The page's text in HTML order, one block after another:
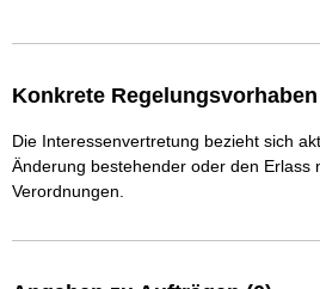
Konkrete Regelungsvorhaben
Die Interessenvertretung bezieht sich
Änderung bestehender oder den Erlass
Verordnungen.